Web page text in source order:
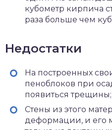
кубометр кирпича
раза больше чем
Недостатки
На построенных
пеноблоков при
появиться трещины;
Стены из этого
деформации, и его